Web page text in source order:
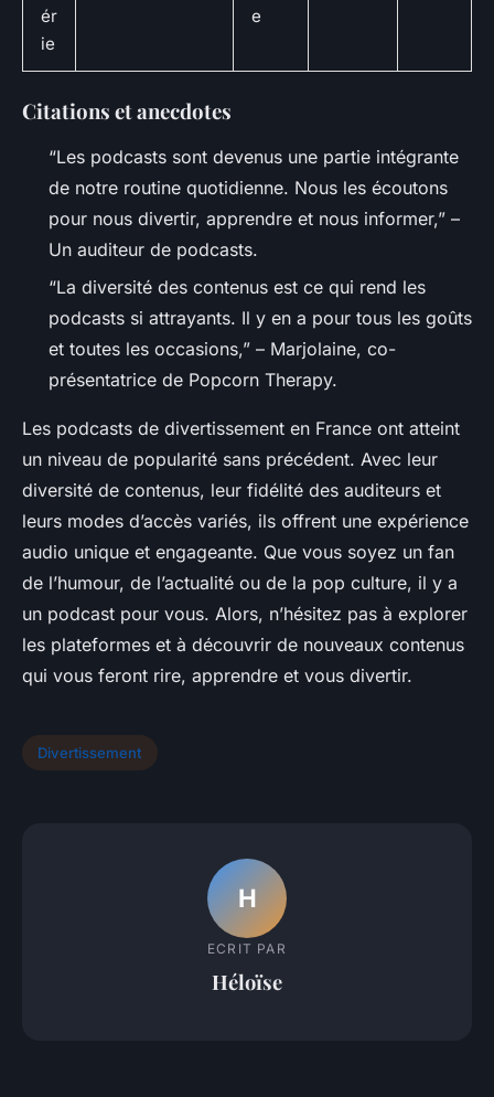
ér
ie
e
Citations et anecdotes
“Les podcasts sont devenus une partie intégrante
de notre routine quotidienne. Nous les écoutons
pour nous divertir, apprendre et nous informer,” –
Un auditeur de podcasts.
“La diversité des contenus est ce qui rend les
podcasts si attrayants. Il y en a pour tous les goûts
et toutes les occasions,” – Marjolaine, co-
présentatrice de Popcorn Therapy.
Les podcasts de divertissement en France ont atteint
un niveau de popularité sans précédent. Avec leur
diversité de contenus, leur fidélité des auditeurs et
leurs modes d’accès variés, ils offrent une expérience
audio unique et engageante. Que vous soyez un fan
de l’humour, de l’actualité ou de la pop culture, il y a
un podcast pour vous. Alors, n’hésitez pas à explorer
les plateformes et à découvrir de nouveaux contenus
qui vous feront rire, apprendre et vous divertir.
Divertissement
H
ECRIT PAR
Héloïse